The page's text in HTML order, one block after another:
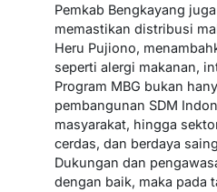
Pemkab Bengkayang
memastikan distribusi
Heru Pujiono,
seperti alergi makanan,
Program MBG bukan
pembangunan SDM
masyarakat, hingga
cerdas, dan berdaya
Dukungan dan
dengan baik, maka pada